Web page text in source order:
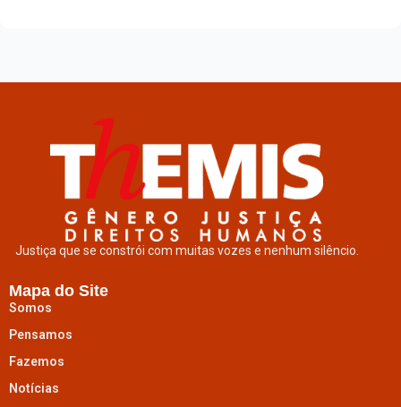
Justiça que se constrói com muitas vozes e nenhum silêncio.
Mapa do Site
Somos
Pensamos
Fazemos
Notícias